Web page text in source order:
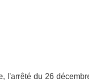
l'arrêté du 26